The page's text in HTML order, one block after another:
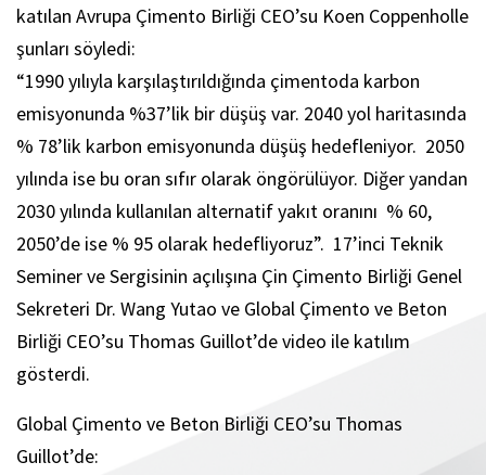
katılan Avrupa Çimento Birliği CEO’su Koen Coppenholle
şunları söyledi:
“1990 yılıyla karşılaştırıldığında çimentoda karbon
emisyonunda %37’lik bir düşüş var. 2040 yol haritasında
% 78’lik karbon emisyonunda düşüş hedefleniyor. 2050
yılında ise bu oran sıfır olarak öngörülüyor. Diğer yandan
2030 yılında kullanılan alternatif yakıt oranını % 60,
2050’de ise % 95 olarak hedefliyoruz”. 17’inci Teknik
Seminer ve Sergisinin açılışına Çin Çimento Birliği Genel
Sekreteri Dr. Wang Yutao ve Global Çimento ve Beton
Birliği CEO’su Thomas Guillot’de video ile katılım
gösterdi.
Global Çimento ve Beton Birliği CEO’su Thomas
Guillot’de: